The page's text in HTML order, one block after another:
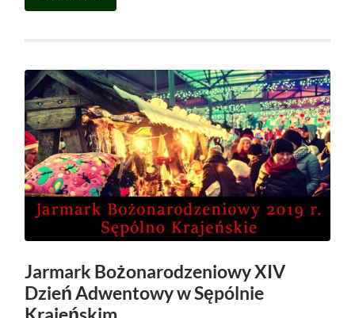
Jarmark Bożonarodzeniowy XIV
Dzień Adwentowy w Sępólnie